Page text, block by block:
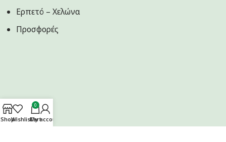
Ερπετό – Χελώνα
Προσφορές
ShopWishlist
0
Cart
My account